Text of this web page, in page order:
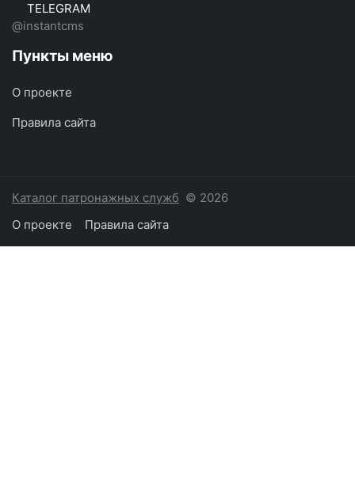
TELEGRAM
@instantcms
Пункты меню
О проекте
Правила сайта
Каталог патронажных служб © 2026
О проекте
Правила сайта